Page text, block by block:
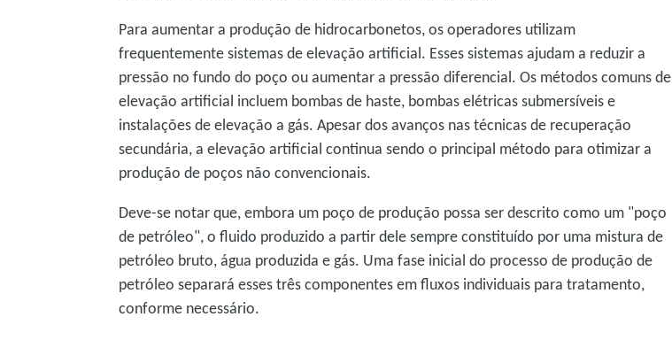
Para aumentar a produção de hidrocarbonetos, os operadores utilizam
frequentemente sistemas de elevação artificial. Esses sistemas ajudam a reduzir a
pressão no fundo do poço ou aumentar a pressão diferencial. Os métodos comuns de
elevação artificial incluem bombas de haste, bombas elétricas submersíveis e
instalações de elevação a gás. Apesar dos avanços nas técnicas de recuperação
secundária, a elevação artificial continua sendo o principal método para otimizar a
produção de poços não convencionais.
Deve-se notar que, embora um poço de produção possa ser descrito como um "poço
de petróleo", o fluido produzido a partir dele sempre constituído por uma mistura de
petróleo bruto, água produzida e gás. Uma fase inicial do processo de produção de
petróleo separará esses três componentes em fluxos individuais para tratamento,
conforme necessário.